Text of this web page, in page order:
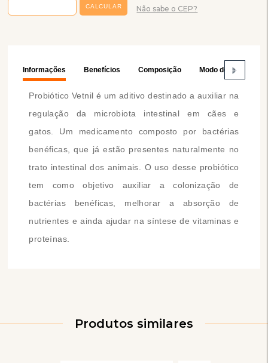
Não sabe o CEP?
Informações Benefícios Composição Modo de Usar
Probiótico Vetnil é um aditivo destinado a auxiliar na
regulação da microbiota intestinal em cães e
gatos. Um medicamento composto por bactérias
benéficas, que já estão presentes naturalmente no
trato intestinal dos animais. O uso desse probiótico
tem como objetivo auxiliar a colonização de
bactérias benéficas, melhorar a absorção de
nutrientes e ainda ajudar na síntese de vitaminas e
proteínas.
Produtos similares